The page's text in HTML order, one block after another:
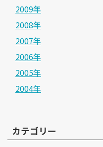
2009年
2008年
2007年
2006年
2005年
2004年
カテゴリー